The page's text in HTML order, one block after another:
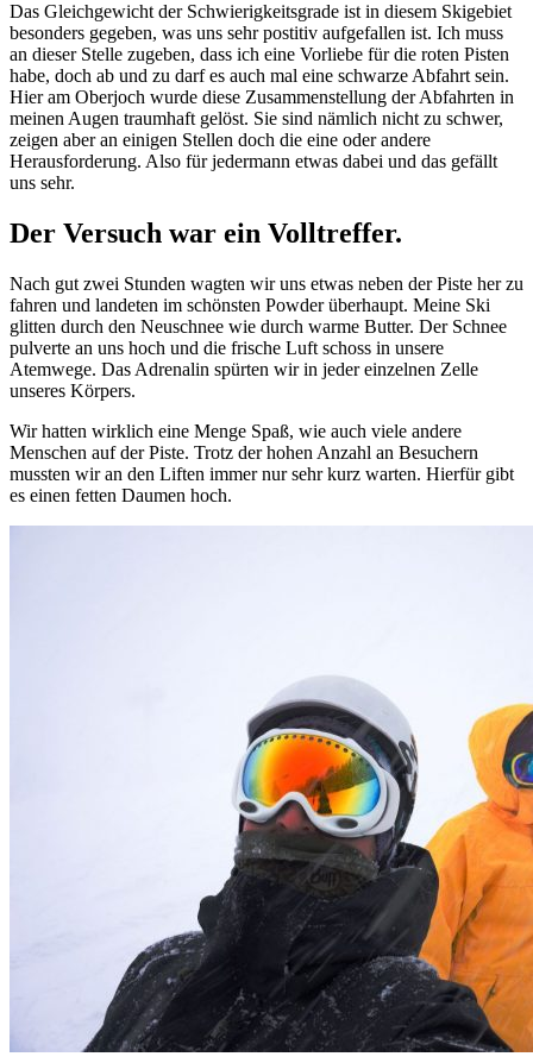
Das Gleichgewicht der Schwierigkeitsgrade ist in diesem Skigebiet
besonders gegeben, was uns sehr postitiv aufgefallen ist. Ich muss
an dieser Stelle zugeben, dass ich eine Vorliebe für die roten Pisten
habe, doch ab und zu darf es auch mal eine schwarze Abfahrt sein.
Hier am Oberjoch wurde diese Zusammenstellung der Abfahrten in
meinen Augen traumhaft gelöst. Sie sind nämlich nicht zu schwer,
zeigen aber an einigen Stellen doch die eine oder andere
Herausforderung. Also für jedermann etwas dabei und das gefällt
uns sehr.
Der Versuch war ein Volltreffer.
Nach gut zwei Stunden wagten wir uns etwas neben der Piste her zu
fahren und landeten im schönsten Powder überhaupt. Meine Ski
glitten durch den Neuschnee wie durch warme Butter. Der Schnee
pulverte an uns hoch und die frische Luft schoss in unsere
Atemwege. Das Adrenalin spürten wir in jeder einzelnen Zelle
unseres Körpers.
Wir hatten wirklich eine Menge Spaß, wie auch viele andere
Menschen auf der Piste. Trotz der hohen Anzahl an Besuchern
mussten wir an den Liften immer nur sehr kurz warten. Hierfür gibt
es einen fetten Daumen hoch.